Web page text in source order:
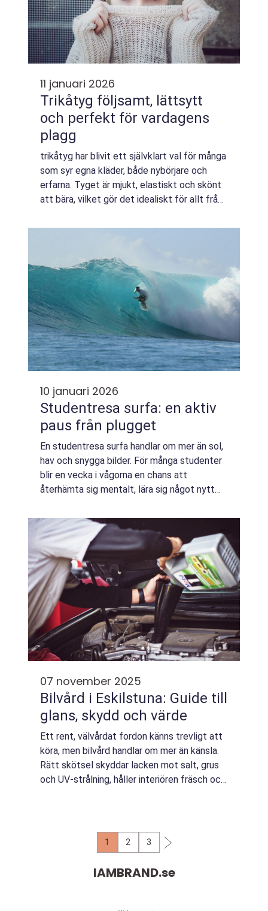
11 januari 2026
Trikåtyg följsamt, lättsytt
och perfekt för vardagens
plagg
trikåtyg har blivit ett självklart val för många
som syr egna kläder, både nybörjare och
erfarna. Tyget är mjukt, elastiskt och skönt
att bära, vilket gör det idealiskt för allt från
barnkläder och myskläder. Sa...
10 januari 2026
Studentresa surfa: en aktiv
paus från plugget
En studentresa surfa handlar om mer än sol,
hav och snygga bilder. För många studenter
blir en vecka i vågorna en chans att
återhämta sig mentalt, lära sig något nytt
07 november 2025
Bilvård i Eskilstuna: Guide till
glans, skydd och värde
Ett rent, välvårdat fordon känns trevligt att
köra, men bilvård handlar om mer än känsla.
Rätt skötsel skyddar lacken mot salt, grus
och UV-strålning, håller interiören fräsch och
1 2 3
IAMBRAND.se